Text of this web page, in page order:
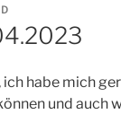
habe mich
und auch